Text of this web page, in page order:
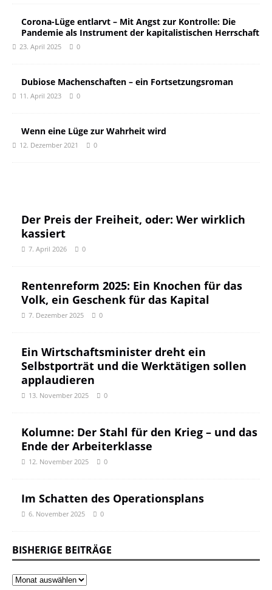
Corona-Lüge entlarvt – Mit Angst zur Kontrolle: Die
Pandemie als Instrument der kapitalistischen Herrschaft
23. April 2025 0
Dubiose Machenschaften – ein Fortsetzungsroman
11. April 2023 0
Wenn eine Lüge zur Wahrheit wird
12. Dezember 2021 0
Der Preis der Freiheit, oder: Wer wirklich
kassiert
7. April 2026 0
Rentenreform 2025: Ein Knochen für das
Volk, ein Geschenk für das Kapital
7. Dezember 2025 0
Ein Wirtschaftsminister dreht ein
Selbstporträt und die Werktätigen sollen
applaudieren
13. November 2025 0
Kolumne: Der Stahl für den Krieg – und das
Ende der Arbeiterklasse
12. November 2025 0
Im Schatten des Operationsplans
6. November 2025 0
BISHERIGE BEITRÄGE